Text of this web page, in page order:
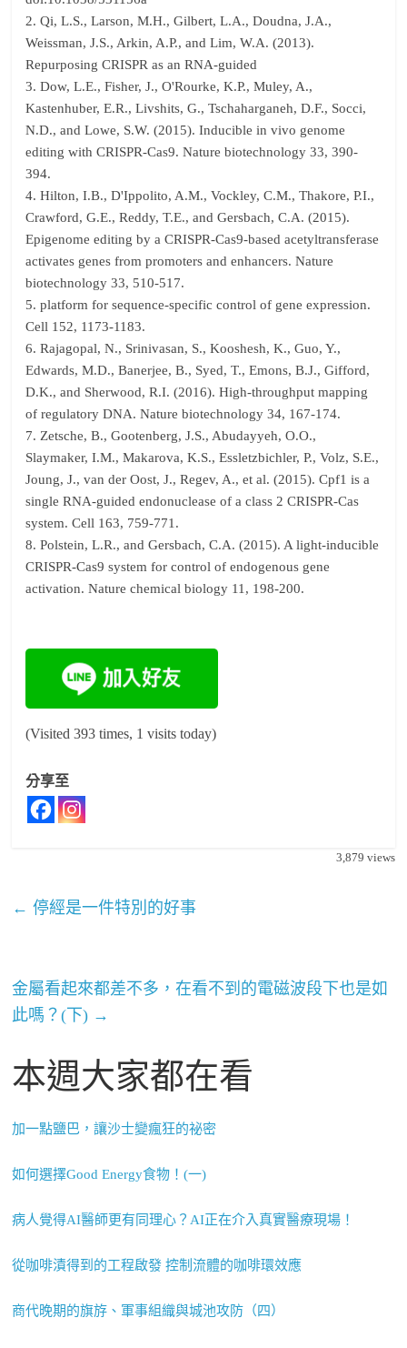
2. Qi, L.S., Larson, M.H., Gilbert, L.A., Doudna, J.A.,
Weissman, J.S., Arkin, A.P., and Lim, W.A. (2013).
Repurposing CRISPR as an RNA-guided
3. Dow, L.E., Fisher, J., O'Rourke, K.P., Muley, A.,
Kastenhuber, E.R., Livshits, G., Tschaharganeh, D.F., Socci,
N.D., and Lowe, S.W. (2015). Inducible in vivo genome
editing with CRISPR-Cas9. Nature biotechnology 33, 390-
394.
4. Hilton, I.B., D'Ippolito, A.M., Vockley, C.M., Thakore, P.I.,
Crawford, G.E., Reddy, T.E., and Gersbach, C.A. (2015).
Epigenome editing by a CRISPR-Cas9-based acetyltransferase
activates genes from promoters and enhancers. Nature
biotechnology 33, 510-517.
5. platform for sequence-specific control of gene expression.
Cell 152, 1173-1183.
6. Rajagopal, N., Srinivasan, S., Kooshesh, K., Guo, Y.,
Edwards, M.D., Banerjee, B., Syed, T., Emons, B.J., Gifford,
D.K., and Sherwood, R.I. (2016). High-throughput mapping
of regulatory DNA. Nature biotechnology 34, 167-174.
7. Zetsche, B., Gootenberg, J.S., Abudayyeh, O.O.,
Slaymaker, I.M., Makarova, K.S., Essletzbichler, P., Volz, S.E.,
Joung, J., van der Oost, J., Regev, A., et al. (2015). Cpf1 is a
single RNA-guided endonuclease of a class 2 CRISPR-Cas
system. Cell 163, 759-771.
8. Polstein, L.R., and Gersbach, C.A. (2015). A light-inducible
CRISPR-Cas9 system for control of endogenous gene
activation. Nature chemical biology 11, 198-200.
(Visited 393 times, 1 visits today)
分享至
3,879 views
← 停經是一件特別的好事
金屬看起來都差不多，在看不到的電磁波段下也是如
此嗎？(下) →
本週大家都在看
加一點鹽巴，讓沙士變瘋狂的祕密
如何選擇Good Energy食物！(一)
病人覺得AI醫師更有同理心？AI正在介入真實醫療現場！
從咖啡漬得到的工程啟發 控制流體的咖啡環效應
商代晚期的旗斿、軍事組織與城池攻防（四）